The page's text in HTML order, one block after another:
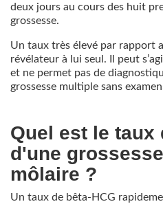
deux jours au cours des huit
grossesse.
Un taux très élevé par rapport
révélateur à lui seul. Il peut
et ne permet pas de
grossesse multiple sans
Quel est le taux
d'une
môlaire ?
Un taux de bêta-HCG